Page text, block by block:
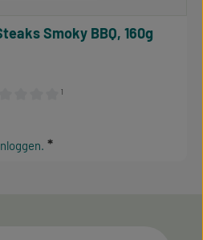
¹
Smoky BBQ, 160g